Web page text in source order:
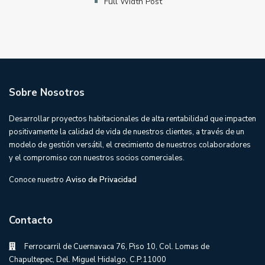
Sobre Nosotros
Desarrollar proyectos habitacionales de alta rentabilidad que impacten
positivamente la calidad de vida de nuestros clientes, a través de un
modelo de gestión versátil, el crecimiento de nuestros colaboradores
y el compromiso con nuestros socios comerciales.
Conoce nuestro Aviso de Privacidad
Contacto
Ferrocarril de Cuernavaca 76, Piso 10, Col. Lomas de
Chapultepec, Del. Miguel Hidalgo, C.P.11000